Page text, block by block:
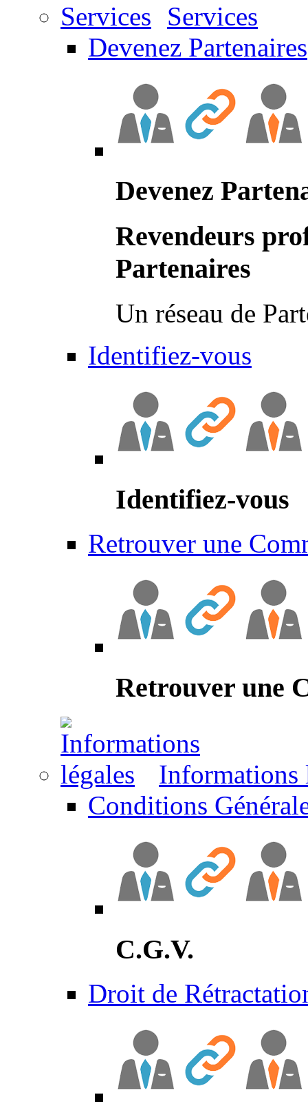
Services
Devenez Partenaires
Devenez
Revendeurs
Partenaires
Un réseau de
Identifiez-vous
Identifiez-vous
Retrouver une
Retrouver une
Informations
Conditions
C.G.V.
Droit de